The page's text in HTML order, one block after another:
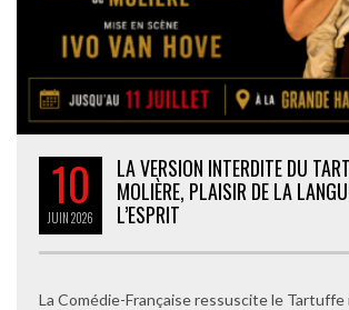
10
JUIN2026
LA VERSION INTERDITE DU
MOLIÈRE, PLAISIR DE LA
L’ESPRIT
La Comédie-Française ressuscite le